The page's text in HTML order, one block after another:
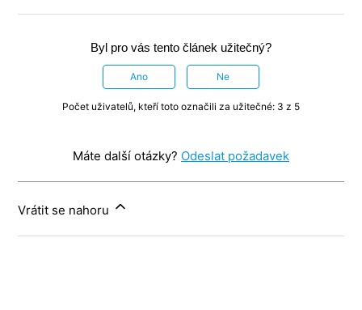
Byl pro vás tento článek užitečný?
Ano Ne
Počet uživatelů, kteří toto označili za užitečné: 3 z 5
Máte další otázky? Odeslat požadavek
Vrátit se nahoru